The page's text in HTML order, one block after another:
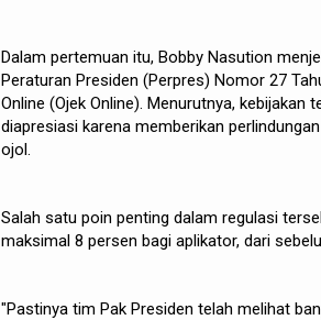
Dalam pertemuan itu, Bobby Nasution
Peraturan Presiden (Perpres) Nomor 27
Online (Ojek Online). Menurutnya,
diapresiasi karena memberikan
ojol.
Salah satu poin penting dalam regulasi
maksimal 8 persen bagi aplikator, dari
"Pastinya tim Pak Presiden telah melihat